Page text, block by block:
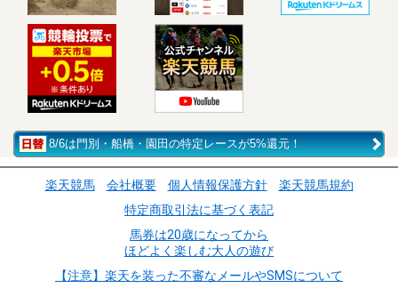
8/6は門別・船橋・園田の特定レースが5%還元！
楽天競馬 会社概要 個人情報保護方針
楽天競馬規約
特定商取引法に基づく表記
馬券は20歳になってから
ほどよく楽しむ大人の遊び
【注意】楽天を装った不審なメールやSMSについて